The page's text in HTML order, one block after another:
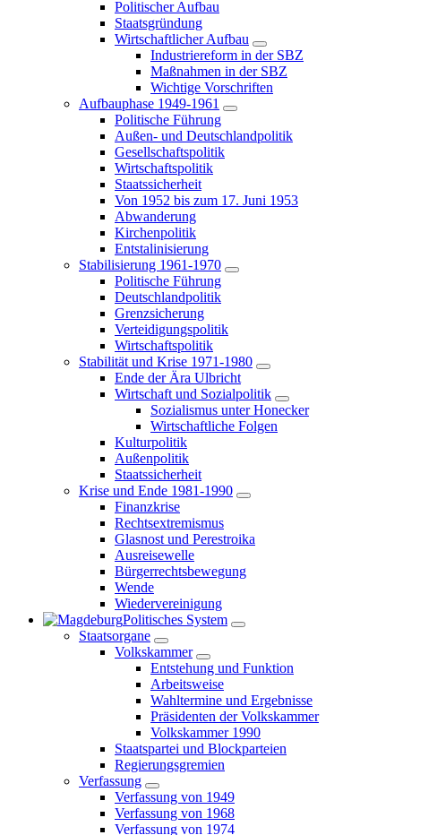
Politischer Aufbau
Staatsgründung
Wirtschaftlicher Aufbau
Industriereform in der SBZ
Maßnahmen in der SBZ
Wichtige Vorschriften
Aufbauphase 1949-1961
Politische Führung
Außen- und Deutschlandpolitik
Gesellschaftspolitik
Wirtschaftspolitik
Staatssicherheit
Von 1952 bis zum 17. Juni 1953
Abwanderung
Kirchenpolitik
Entstalinisierung
Stabilisierung 1961-1970
Politische Führung
Deutschlandpolitik
Grenzsicherung
Verteidigungspolitik
Wirtschaftspolitik
Stabilität und Krise 1971-1980
Ende der Ära Ulbricht
Wirtschaft und Sozialpolitik
Sozialismus unter Honecker
Wirtschaftliche Folgen
Kulturpolitik
Außenpolitik
Staatssicherheit
Krise und Ende 1981-1990
Finanzkrise
Rechtsextremismus
Glasnost und Perestroika
Ausreisewelle
Bürgerrechtsbewegung
Wende
Wiedervereinigung
Politisches System
Staatsorgane
Volkskammer
Entstehung und Funktion
Arbeitsweise
Wahltermine und Ergebnisse
Präsidenten der Volkskammer
Volkskammer 1990
Staatspartei und Blockparteien
Regierungsgremien
Verfassung
Verfassung von 1949
Verfassung von 1968
Verfassung von 1974